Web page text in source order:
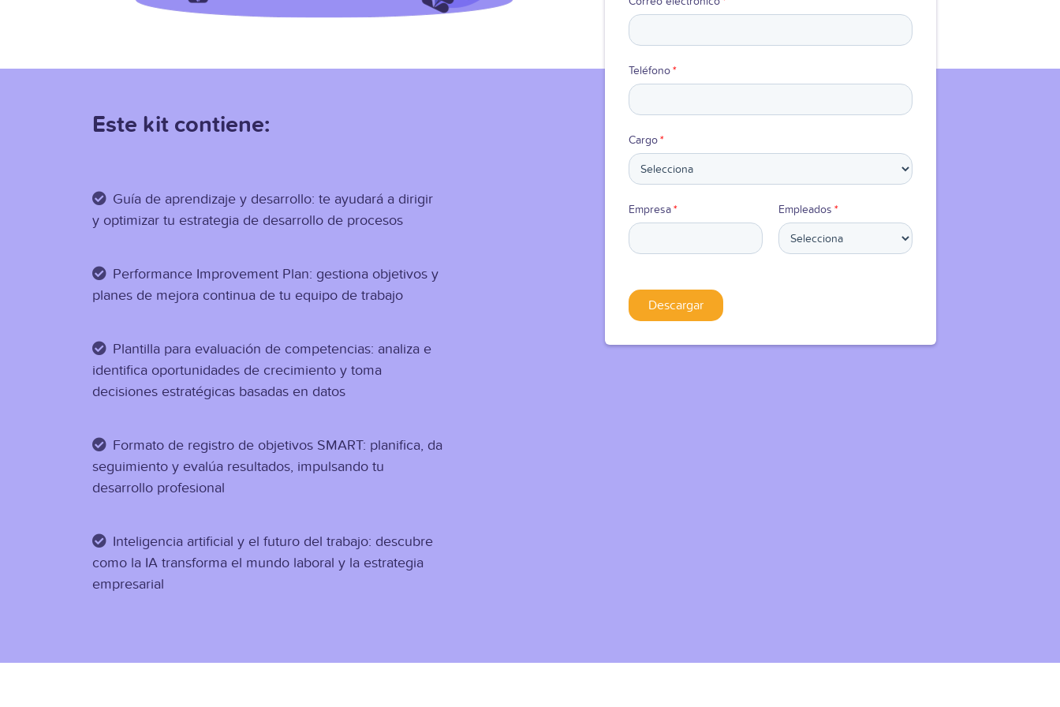
Teléfono*
Cargo*
Empresa* Empleados *
Este kit contiene:
Guía de aprendizaje y desarrollo: te ayudará a dirigir
y optimizar tu estrategia de desarrollo de procesos
Performance Improvement Plan: gestiona objetivos y
planes de mejora continua de tu equipo de trabajo
Plantilla para evaluación de competencias: analiza e
identifica oportunidades de crecimiento y toma
decisiones estratégicas basadas en datos
Formato de registro de objetivos SMART: planifica, da
seguimiento y evalúa resultados, impulsando tu
desarrollo profesional
Inteligencia artificial y el futuro del trabajo: descubre
como la IA transforma el mundo laboral y la estrategia
empresarial